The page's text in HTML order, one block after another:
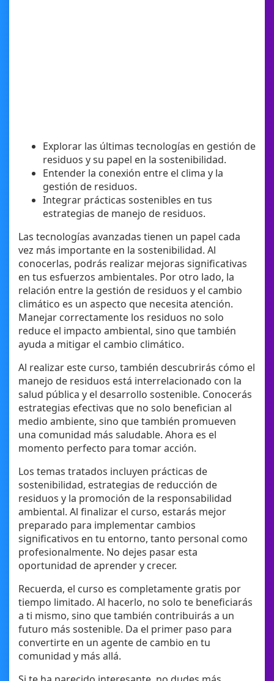
Explorar las últimas tecnologías en gestión de
residuos y su papel en la sostenibilidad.
Entender la conexión entre el clima y la
gestión de residuos.
Integrar prácticas sostenibles en tus
estrategias de manejo de residuos.
Las tecnologías avanzadas tienen un papel cada
vez más importante en la sostenibilidad. Al
conocerlas, podrás realizar mejoras significativas
en tus esfuerzos ambientales. Por otro lado, la
relación entre la gestión de residuos y el cambio
climático es un aspecto que necesita atención.
Manejar correctamente los residuos no solo
reduce el impacto ambiental, sino que también
ayuda a mitigar el cambio climático.
Al realizar este curso, también descubrirás cómo el
manejo de residuos está interrelacionado con la
salud pública y el desarrollo sostenible. Conocerás
estrategias efectivas que no solo benefician al
medio ambiente, sino que también promueven
una comunidad más saludable. Ahora es el
momento perfecto para tomar acción.
Los temas tratados incluyen prácticas de
sostenibilidad, estrategias de reducción de
residuos y la promoción de la responsabilidad
ambiental. Al finalizar el curso, estarás mejor
preparado para implementar cambios
significativos en tu entorno, tanto personal como
profesionalmente. No dejes pasar esta
oportunidad de aprender y crecer.
Recuerda, el curso es completamente gratis por
tiempo limitado. Al hacerlo, no solo te beneficiarás
a ti mismo, sino que también contribuirás a un
futuro más sostenible. Da el primer paso para
convertirte en un agente de cambio en tu
comunidad y más allá.